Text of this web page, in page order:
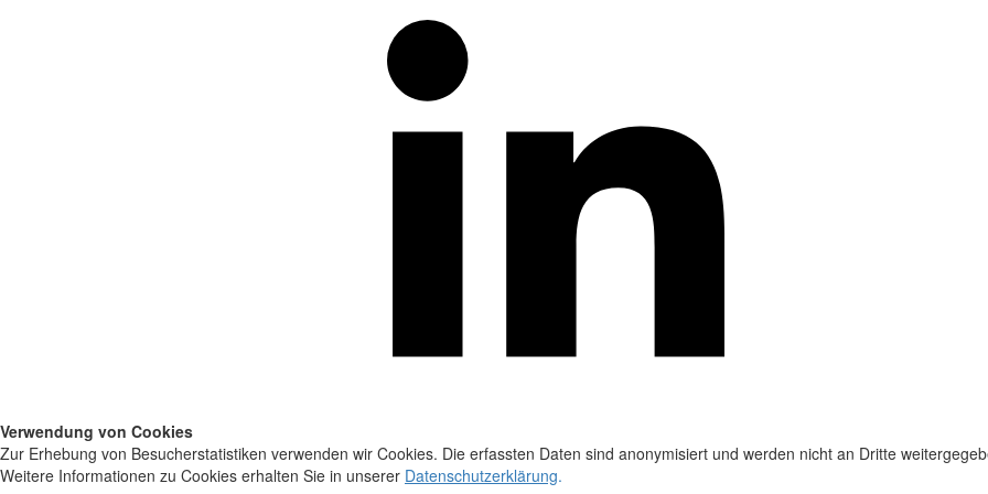
Verwendung von Cookies
Zur Erhebung von Besucherstatistiken verwenden wir Cookies. Die erfassten Daten sind anonymisiert und werden nicht an Dritte
Weitere Informationen zu Cookies erhalten Sie in unserer Datenschutzerklärung.